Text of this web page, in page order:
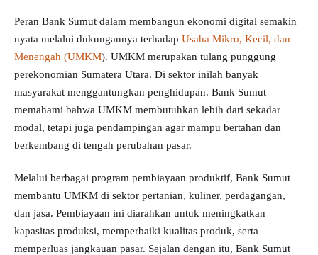
Peran Bank Sumut dalam membangun ekonomi digital semakin
nyata melalui dukungannya terhadap Usaha Mikro, Kecil, dan
Menengah (UMKM). UMKM merupakan tulang punggung
perekonomian Sumatera Utara. Di sektor inilah banyak
masyarakat menggantungkan penghidupan. Bank Sumut
memahami bahwa UMKM membutuhkan lebih dari sekadar
modal, tetapi juga pendampingan agar mampu bertahan dan
berkembang di tengah perubahan pasar.
Melalui berbagai program pembiayaan produktif, Bank Sumut
membantu UMKM di sektor pertanian, kuliner, perdagangan,
dan jasa. Pembiayaan ini diarahkan untuk meningkatkan
kapasitas produksi, memperbaiki kualitas produk, serta
memperluas jangkauan pasar. Sejalan dengan itu, Bank Sumut